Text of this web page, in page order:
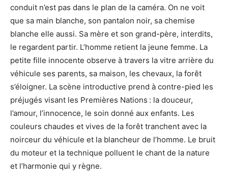
conduit n’est pas dans le plan de la caméra. On ne voit
que sa main blanche, son pantalon noir, sa chemise
blanche elle aussi. Sa mère et son grand-père, interdits,
le regardent partir. L’homme retient la jeune femme. La
petite fille innocente observe à travers la vitre arrière du
véhicule ses parents, sa maison, les chevaux, la forêt
s’éloigner. La scène introductive prend à contre-pied les
préjugés visant les Premières Nations : la douceur,
l’amour, l’innocence, le soin donné aux enfants. Les
couleurs chaudes et vives de la forêt tranchent avec la
noirceur du véhicule et la blancheur de l’homme. Le bruit
du moteur et la technique polluent le chant de la nature
et l’harmonie qui y règne.